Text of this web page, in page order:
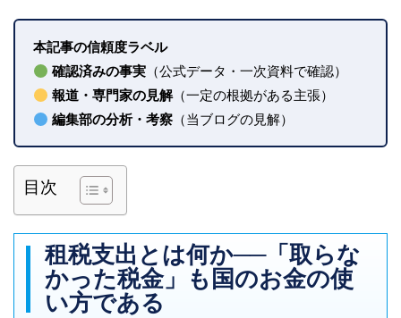
本記事の信頼度ラベル
確認済みの事実 （公式データ・一次資料で確認）
報道・専門家の見解（一定の根拠がある主張）
編集部の分析・考察 （当ブログの見解）
目次
租税支出とは何か──「取らな
かった税金」も国のお金の使
い方である